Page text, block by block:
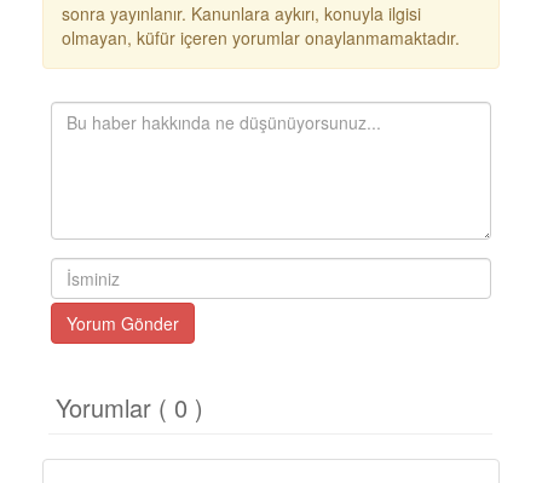
sonra yayınlanır. Kanunlara aykırı, konuyla ilgisi
olmayan, küfür içeren yorumlar onaylanmamaktadır.
Yorum Gönder
Yorumlar ( 0 )